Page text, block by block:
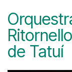
de Tatuí